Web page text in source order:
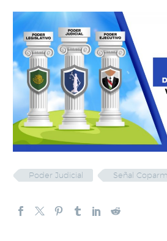
Poder Judicial Señal